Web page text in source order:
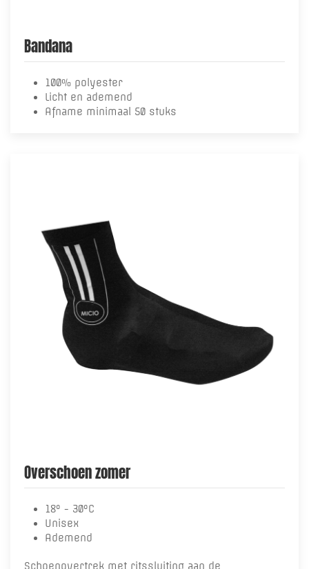
Bandana
100% polyester
Licht en ademend
Afname minimaal 50 stuks
Overschoen zomer
18° - 30°C
Unisex
Ademend
Schoenovertrek met ritssluiting aan de